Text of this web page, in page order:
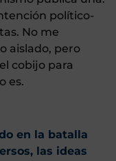
político-
No me
aislado, pero
cobijo para
es.
en la batalla
las ideas